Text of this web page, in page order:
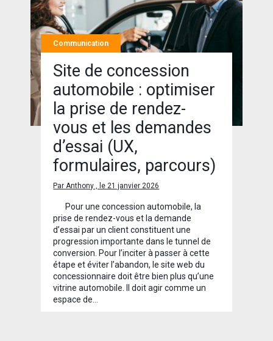
Communication
Site de concession
automobile : optimiser
la prise de rendez-
vous et les demandes
d’essai (UX,
formulaires, parcours)
Par Anthony , le 21 janvier 2026
Pour une concession automobile, la
prise de rendez-vous et la demande
d’essai par un client constituent une
progression importante dans le tunnel de
conversion. Pour l’inciter à passer à cette
étape et éviter l’abandon, le site web du
concessionnaire doit être bien plus qu’une
vitrine automobile. Il doit agir comme un
espace de…